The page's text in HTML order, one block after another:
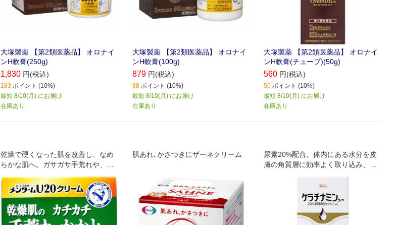
大塚製薬 【第2類医薬品】 オロナイ
ンH軟膏(250g)
1,830 円(税込)
183 ポイント (10%)
最短 8/10(月) にお届け
在庫あり
大塚製薬 【第2類医薬品】 オロナイ
ンH軟膏(100g)
879 円(税込)
88 ポイント (10%)
最短 8/10(月) にお届け
在庫あり
大塚製薬 【第2類医薬品】 オロナイ
ンH軟膏(チューブ)(50g)
560 円(税込)
56 ポイント (10%)
最短 8/10(月) にお届け
在庫あり
乾燥で硬くなった肌を改善し、なめ
らかな肌へ。ガサガサ手荒れや、カ
チカチかかとに。のばしやすく、ベ
タつきません
肌あれ､かさつきにザーネクリーム
尿素20%配合。体内にある水分を皮
膚の角質層に効率よく取り込み、皮